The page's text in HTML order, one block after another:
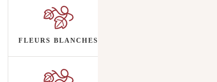
FLEURS BLANCHES